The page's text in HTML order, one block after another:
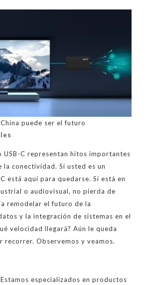
puede ser el futuro
USB-C representan hitos importantes
la conectividad. Si usted es un
está aquí para quedarse. Si está en
o audiovisual, no pierda de
remodelar el futuro de la
y la integración de sistemas en el
velocidad llegará? Aún le queda
recorrer. Observemos y veamos.
especializados en productos